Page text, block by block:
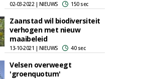
02-03-2022 | NIEUWS 150 sec
Zaanstad wil biodiversiteit
verhogen met nieuw
maaibeleid
13-10-2021 | NIEUWS 40 sec
Velsen overweegt
'groenquotum'